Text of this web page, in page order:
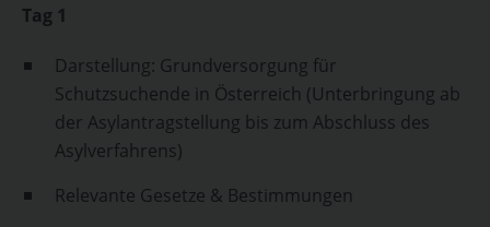
Tag 1
Darstellung: Grundversorgung für
Schutzsuchende in Österreich (Unterbringung ab
der Asylantragstellung bis zum Abschluss des
Asylverfahrens)
Relevante Gesetze & Bestimmungen